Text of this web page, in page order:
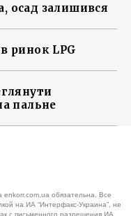
осад залишився
ринок LPG
пальне
enkorr.com.ua обязательна. Все
на ИА “Интерфакс-Украина”, не
с письменного разрешения ИА.